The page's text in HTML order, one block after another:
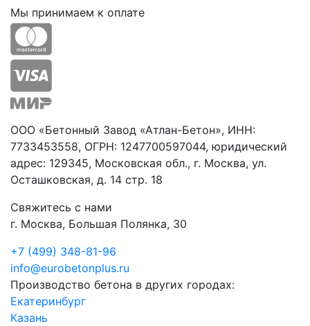
Мы принимаем к оплате
ООО «Бетонный Завод «Атлан-Бетон», ИНН:
7733453558, ОГРН: 1247700597044, юридический
адрес: 129345, Московская обл., г. Москва, ул.
Осташковская, д. 14 стр. 18
Свяжитесь с нами
г. Москва, Большая Полянка, 30
+7 (499) 348-81-96
info@eurobetonplus.ru
Производство бетона в других городах:
Екатеринбург
Казань